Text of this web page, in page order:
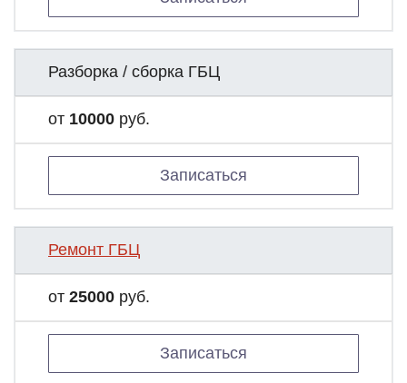
Разборка / сборка ГБЦ
от 10000 руб.
Записаться
Ремонт ГБЦ
от 25000 руб.
Записаться